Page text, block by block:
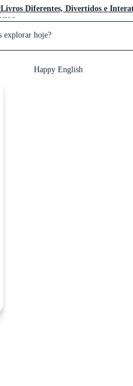
Livros Diferentes, Divertidos e
Happy English